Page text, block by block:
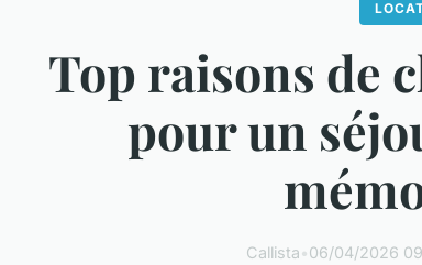
Top raisons de
pour un
Callista•06/04/2026